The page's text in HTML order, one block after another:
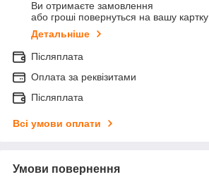
Ви отримаєте замовлення
або гроші повернуться на вашу картку
Детальніше
Післяплата
Оплата за реквізитами
Післяплата
Всі умови оплати
Умови повернення